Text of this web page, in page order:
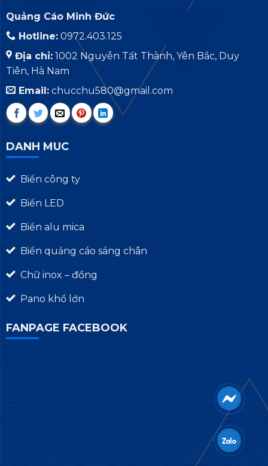
Quảng Cáo Minh Đức
Hotline:0972.403.125
Địa chỉ:1002 Nguyễn Tất Thành, Yên Bắc, Duy
Tiên, Hà Nam
Email:chucchu580@gmail.com
DANH MUC
Biển công ty
Biển LED
Biển alu mica
Biển quảng cáo sáng chân
Chữ inox – đồng
Pano khổ lớn
FANPAGE FACEBOOK